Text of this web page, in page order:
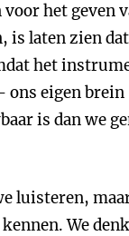
het geven
is laten zien
het
ons eigen
is dan we
luisteren,
We